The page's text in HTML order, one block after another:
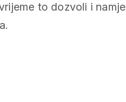
to dozvoli i